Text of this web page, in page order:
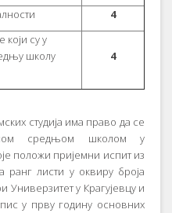
4
су у
школу
4
студија има право да се
средњом школом у
положи пријемни испит из
ранг листи у оквиру броја
Универзитет у Крагујевцу и
у прву годину основних